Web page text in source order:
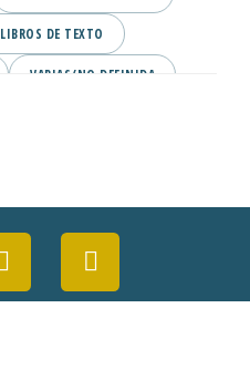
LIBROS DE TEXTO
VARIAS/NO DEFINIDA